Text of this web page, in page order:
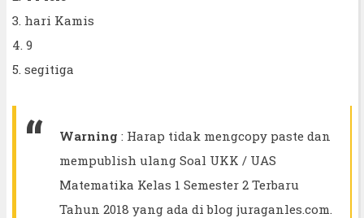
3. hari Kamis
4. 9
5. segitiga
Warning : Harap tidak mengcopy paste dan
mempublish ulang Soal UKK / UAS
Matematika Kelas 1 Semester 2 Terbaru
Tahun 2018 yang ada di blog juraganles.com.